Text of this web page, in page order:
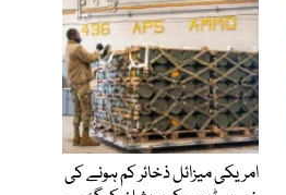
امریکی میزائل ذخائر کم ہونے کی